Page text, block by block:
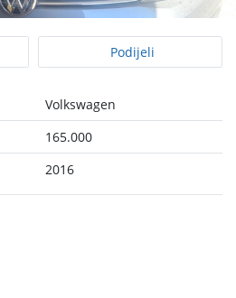
Podijeli
Volkswagen
165.000
2016